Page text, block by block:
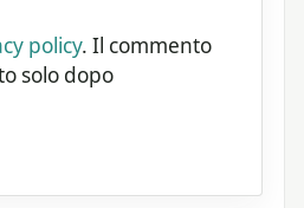
policy. Il commento
solo dopo